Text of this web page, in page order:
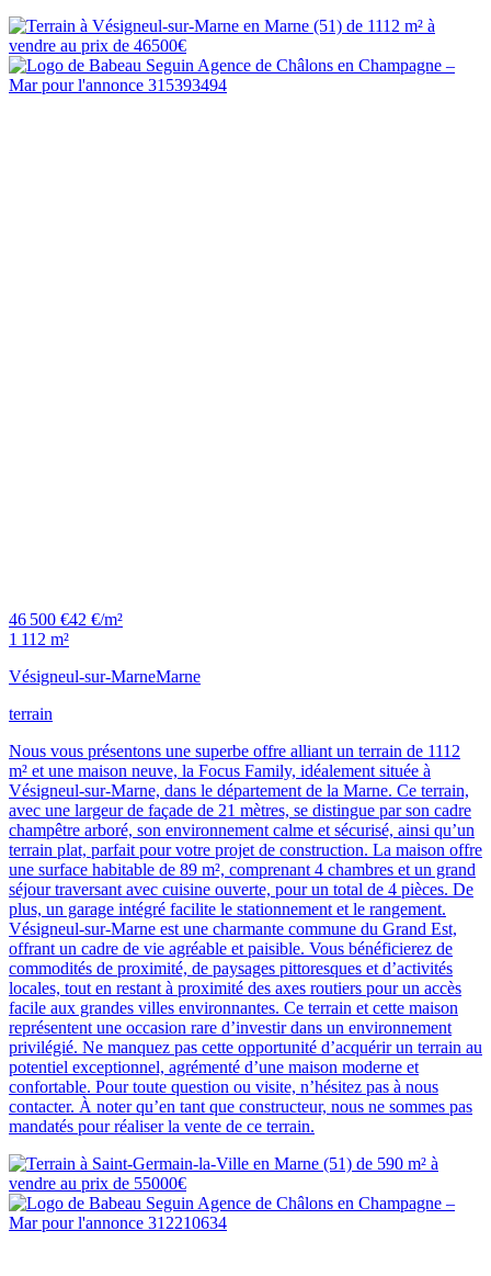
46 500 €42 €/m²
1 112 m²
Vésigneul-sur-MarneMarne
terrain
Nous vous présentons une superbe offre alliant un terrain de 1112
m² et une maison neuve, la Focus Family, idéalement située à
Vésigneul-sur-Marne, dans le département de la Marne. Ce terrain,
avec une largeur de façade de 21 mètres, se distingue par son cadre
champêtre arboré, son environnement calme et sécurisé, ainsi qu’un
terrain plat, parfait pour votre projet de construction. La maison offre
une surface habitable de 89 m², comprenant 4 chambres et un grand
séjour traversant avec cuisine ouverte, pour un total de 4 pièces. De
plus, un garage intégré facilite le stationnement et le rangement.
Vésigneul-sur-Marne est une charmante commune du Grand Est,
offrant un cadre de vie agréable et paisible. Vous bénéficierez de
commodités de proximité, de paysages pittoresques et d’activités
locales, tout en restant à proximité des axes routiers pour un accès
facile aux grandes villes environnantes. Ce terrain et cette maison
représentent une occasion rare d’investir dans un environnement
privilégié. Ne manquez pas cette opportunité d’acquérir un terrain au
potentiel exceptionnel, agrémenté d’une maison moderne et
confortable. Pour toute question ou visite, n’hésitez pas à nous
contacter. À noter qu’en tant que constructeur, nous ne sommes pas
mandatés pour réaliser la vente de ce terrain.